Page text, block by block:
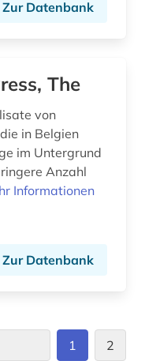
Zur Datenbank
The
von
in Belgien
im Untergrund
Anzahl
Informationen
Zur Datenbank
1 2